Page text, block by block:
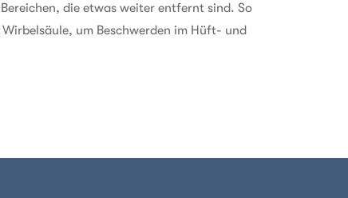
die etwas weiter entfernt sind. So
um Beschwerden im Hüft- und